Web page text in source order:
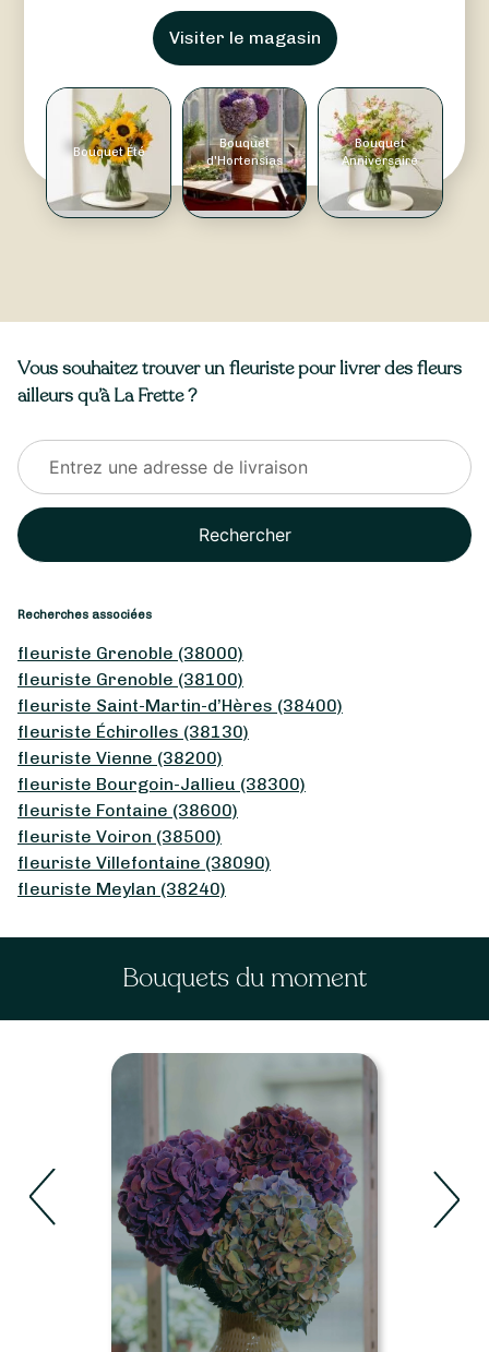
Visiter le magasin
Bouquet Été
Bouquet
d'Hortensias
Bouquet
Anniversaire
Vous souhaitez trouver un fleuriste pour livrer des fleurs
ailleurs qu’à La Frette ?
Rechercher
Recherches associées
fleuriste Grenoble (38000)
fleuriste Grenoble (38100)
fleuriste Saint-Martin-d’Hères (38400)
fleuriste Échirolles (38130)
fleuriste Vienne (38200)
fleuriste Bourgoin-Jallieu (38300)
fleuriste Fontaine (38600)
fleuriste Voiron (38500)
fleuriste Villefontaine (38090)
fleuriste Meylan (38240)
Bouquets du moment